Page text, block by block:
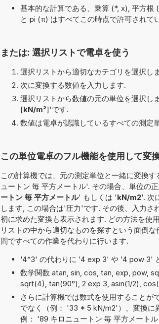
基本的な計算である、乗算 (*, x), 平方
と pi (π) はすべてこの時点で許可されて
または: 選択リストで電卓を使う
選択リストから適切なカテゴリを選択し
次に変換する数値を入力します.
選択リストから数値の元の単位を選択し
[kN/m²]'です.
数値は電卓が認識しているすべての測定
この単位電卓のフル機能を使用して変
この計算機では、元の測定単位と一緒に変換
ュートン 毎 平方メートル'. その場合、単位の
ートン 毎 平方メートル' もしくは 'kN/m2'. 次
します, この場合は'圧力'です. その後、入力
初に求めた変換も表示されます. どの方法を使
リストの中から適切なものを探すという面倒
間ですべての作業を代わりに行います.
'4^3' の代わりに '4 exp 3' や '4 pow 3'
数学関数 atan, sin, cos, tan, exp, pow,
sqrt(4), tan(90°), 2 exp 3, asin(1/2),
さらに計算機では数式を使用することが
でなく（例： '33 * 5 kN/m2'）、変換に
例： '89 キロニュートン 毎 平方メート